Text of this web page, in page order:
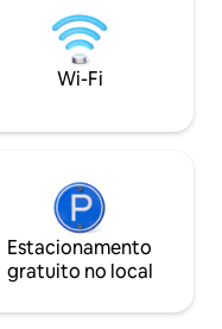
inteiro e
para viagens em
grupo e viagens
permitido trazer
renovado em
eletrodomésticos
valorizamos a
um fogão a
estar, e você
crepitar das
“momento para
Wi-Fi
Estacionamento
gratuito no local